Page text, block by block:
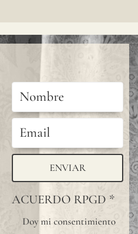
ENVIAR
ACUERDO RPGD *
Doy mi consentimiento